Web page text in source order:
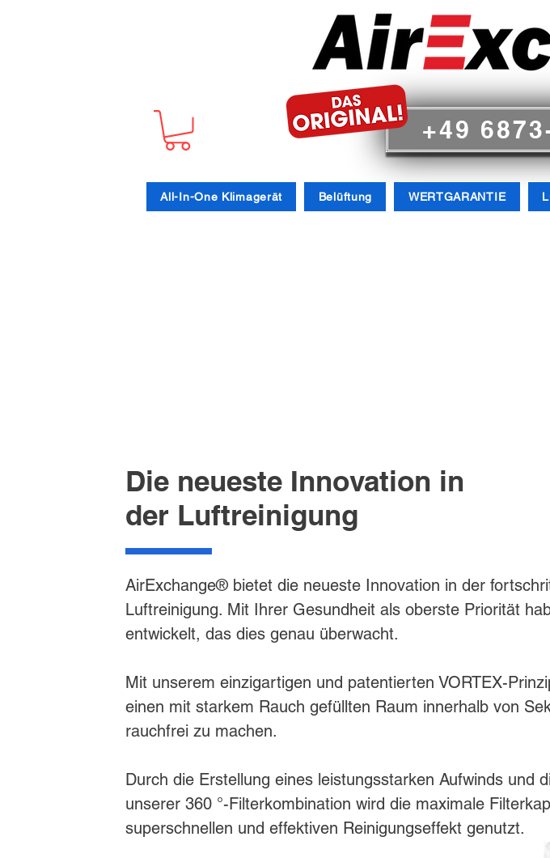
+49
All-In-One Klimagerät Belüftung WERTGARANTIE
Die neueste Innovation in
der Luftreinigung
AirExchange® bietet die neueste Innovation in der
Luftreinigung. Mit Ihrer Gesundheit als oberste Priorität
entwickelt, das dies genau überwacht.
Mit unserem einzigartigen und patentierten VORTEX-
einen mit starkem Rauch gefüllten Raum innerhalb von
rauchfrei zu machen.
Durch die Erstellung eines leistungsstarken Aufwinds und
unserer 360 °-Filterkombination wird die maximale
superschnellen und effektiven Reinigungseffekt genutzt.